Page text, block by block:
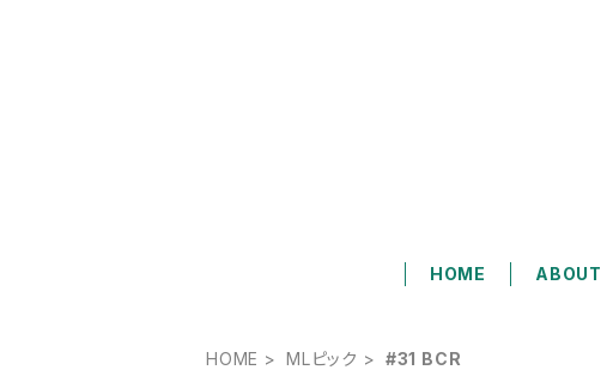
HOME ABOUT
HOME MLピック #31 BCR